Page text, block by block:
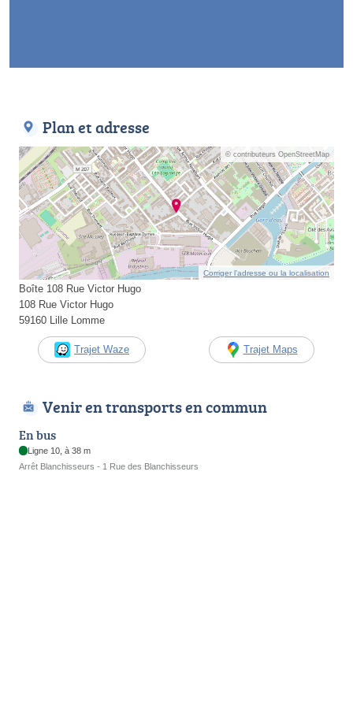
Plan et adresse
© contributeurs OpenStreetMap
Corriger l’adresse ou la localisation
Boîte 108 Rue Victor Hugo
108 Rue Victor Hugo
59160 Lille Lomme
Trajet Waze Trajet Maps
Venir en transports en commun
En bus
Ligne 10, à 38 m
Arrêt Blanchisseurs - 1 Rue des Blanchisseurs